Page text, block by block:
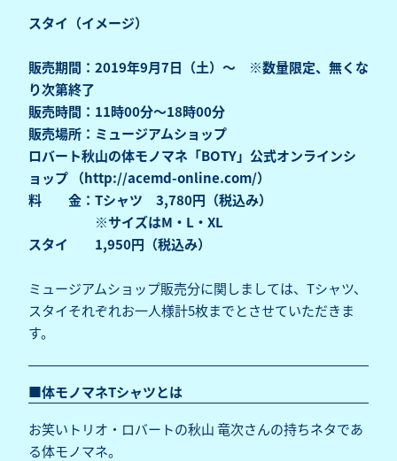
スタイ（イメージ）
販売期間：2019年9月7日（土）～ ※数量限定、無くな
り次第終了
販売時間：11時00分～18時00分
販売場所：ミュージアムショップ
ロバート秋山の体モノマネ「BOTY」公式オンラインシ
ョップ （http://acemd-online.com/）
料 金：Tシャツ 3,780円（税込み）
※サイズはM・L・XL
スタイ 1,950円（税込み）
ミュージアムショップ販売分に関しましては、Tシャツ、
スタイそれぞれお一人様計5枚までとさせていただきま
す。
■体モノマネTシャツとは
お笑いトリオ・ロバートの秋山 竜次さんの持ちネタであ
る体モノマネ。